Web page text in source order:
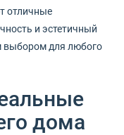
отличные
и эстетичный
выбором для любого
дома